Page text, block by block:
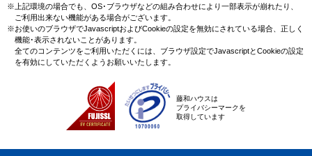
※上記環境の場合でも、OS･ブラウザなどの組み合わせにより一部表示が崩れたり、
ご利用出来ない機能がある場合がございます。
※お使いのブラウザでJavascriptおよびCookieの設定を無効にされている場合、正しく
機能･表示されないことがあります。
全てのコンテンツをご利用いただくには、ブラウザ設定でJavascriptとCookieの設定
を有効にしていただくようお願いいたします。
藤和ハウスは
プライバシーマークを
取得しています